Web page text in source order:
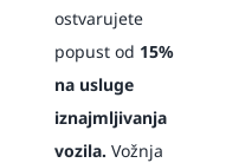
ostvarujete
popust od 15%
na usluge
iznajmljivanja
vozila. Vožnja